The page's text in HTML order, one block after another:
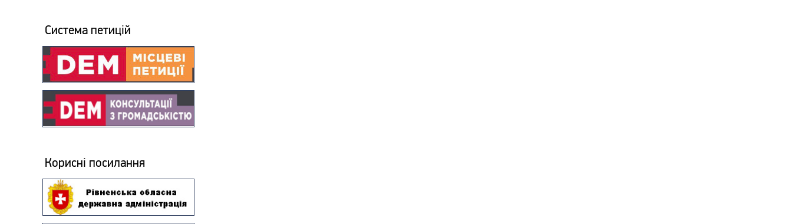
Система петицій
Корисні посилання